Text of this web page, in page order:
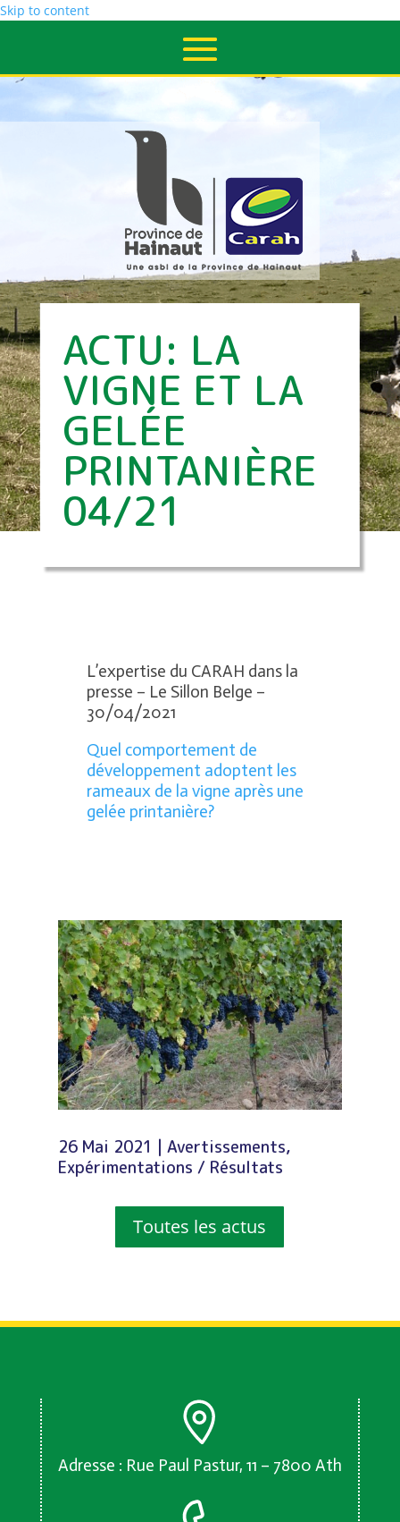
Skip to content
ACTU: LA
VIGNE ET LA
GELÉE
PRINTANIÈRE
04/21
L’expertise du CARAH dans la
presse – Le Sillon Belge –
30/04/2021
Quel comportement de
développement adoptent les
rameaux de la vigne après une
gelée printanière?
26 Mai 2021 Avertissements,
Expérimentations / Résultats
Toutes les actus
Adresse : Rue Paul Pastur, 11 – 7800 Ath